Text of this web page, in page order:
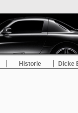
Historie Dicke